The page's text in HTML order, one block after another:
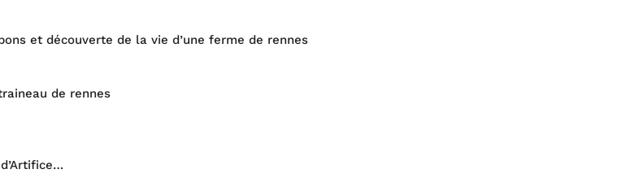
et découverte de la vie d’une ferme de rennes
de rennes